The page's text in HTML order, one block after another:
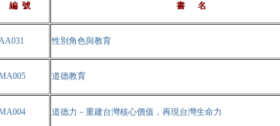
編 號 書 名
性別角色與教育
道德教育
道德力－重建台灣核心價值，再現台灣生命力